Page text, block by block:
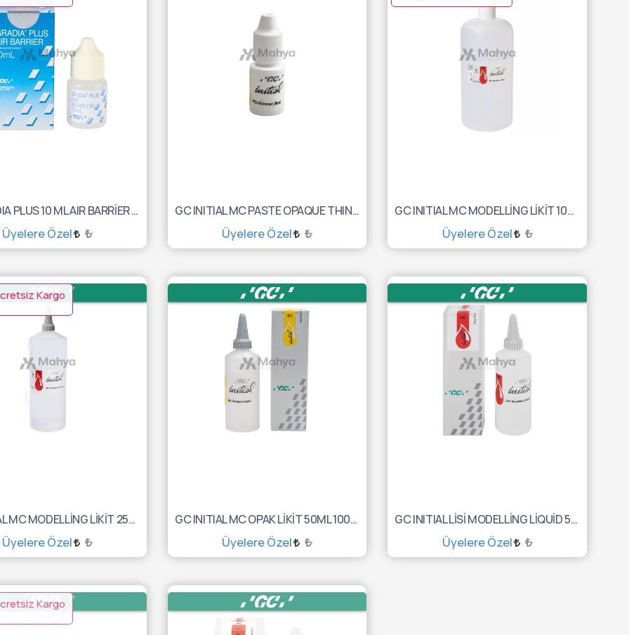
GC GRADIA PLUS 10 ML AIR BARRİER 10003638
Üyelere Özel ₺
GC INITIAL MC PASTE OPAQUE THINNER 8 ML 10002109
Üyelere Özel ₺
GC INITIAL MC MODELLİNG LİKİT 1000ML 10002118
Üyelere Özel ₺
Kargo
GC INITIAL MC MODELLİNG LİKİT 250ML 10002116
Üyelere Özel ₺
GC INITIAL MC OPAK LİKİT 50ML 10002113
Üyelere Özel ₺
GC INITIAL LİSİ MODELLİNG LİQUİD 50ML 10002981
Üyelere Özel ₺
Kargo